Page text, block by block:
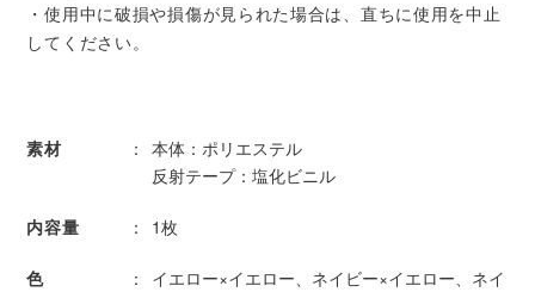
・使用中に破損や損傷が見られた場合は、直ちに使用を中止
してください。
素材
本体：ポリエステル
反射テープ：塩化ビニル
内容量 1枚
色
イエロー×イエロー、ネイビー×イエロー、ネイ